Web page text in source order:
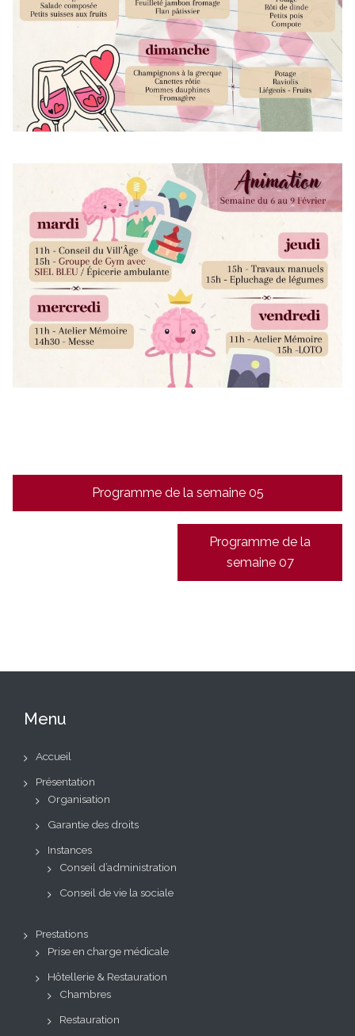
Navigation
de
Programme de la semaine 05
Programme de la
semaine 07
Menu
Accueil
Présentation
Organisation
Garantie des droits
Instances
Conseil d’administration
Conseil de vie la sociale
Prestations
Prise en charge médicale
Hôtellerie & Restauration
Chambres
Restauration